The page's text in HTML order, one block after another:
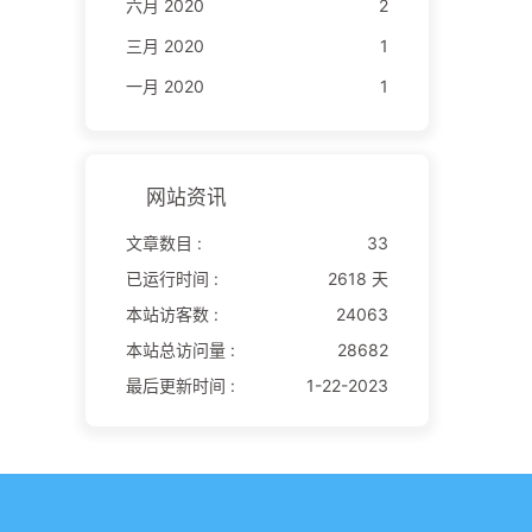
六月 2020
2
三月 2020
1
一月 2020
1
网站资讯
文章数目 :
33
已运行时间 :
2618 天
本站访客数 :
24063
本站总访问量 :
28682
最后更新时间 :
1-22-2023